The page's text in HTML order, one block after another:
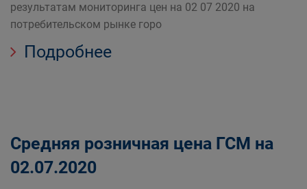
результатам мониторинга цен на 02 07 2020 на
потребительском рынке горо
Подробнее
Средняя розничная цена ГСМ на
02.07.2020